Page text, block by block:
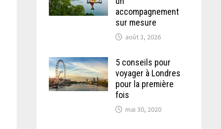
accompagnement
sur mesure
août 3, 2026
5 conseils pour
voyager à Londres
pour la première
fois
mai 30, 2020